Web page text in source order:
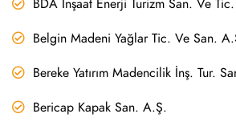
BDA İnşaat Enerji Turizm San. Ve
Belgin Madeni Yağlar Tic. Ve San.
Bereke Yatırım Madencilik İnş. Tur.
Bericap Kapak San. A.Ş.